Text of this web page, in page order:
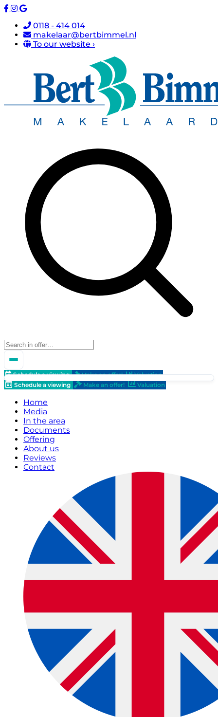
0118 - 414 014
makelaar@bertbimmel.nl
To our website ›
Schedule a viewing Make an offer!
Valuation
Schedule a viewing
Make an offer! Valuation
Home
Media
In the area
Documents
Offering
About us
Reviews
Contact